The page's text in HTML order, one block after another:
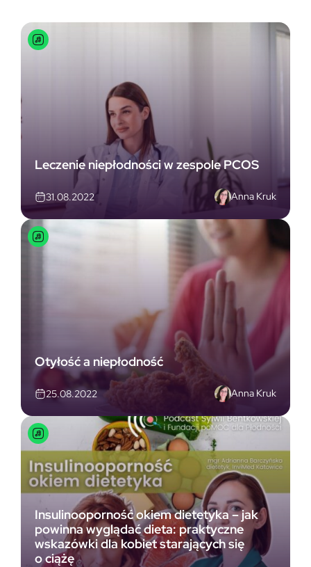
Leczenie niepłodności w zespole PCOS
31.08.2022 Anna Kruk
Otyłość a niepłodność
25.08.2022 Anna Kruk
Insulinooporność okiem dietetyka – jak
powinna wyglądać dieta: praktyczne
wskazówki dla kobiet starających się
o ciążę